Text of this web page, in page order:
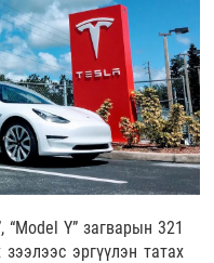
Y” загварын 321
эргүүлэн татах